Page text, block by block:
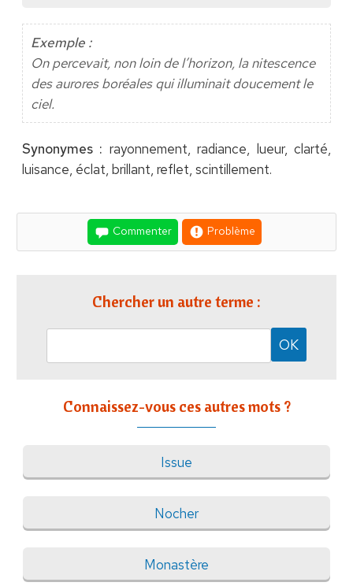
Exemple :
On percevait, non loin de l’horizon, la nitescence
des aurores boréales qui illuminait doucement le
ciel.
Synonymes : rayonnement, radiance, lueur, clarté,
luisance, éclat, brillant, reflet, scintillement.
Commenter Problème
Chercher un autre terme :
Connaissez-vous ces autres mots ?
Issue
Nocher
Monastère